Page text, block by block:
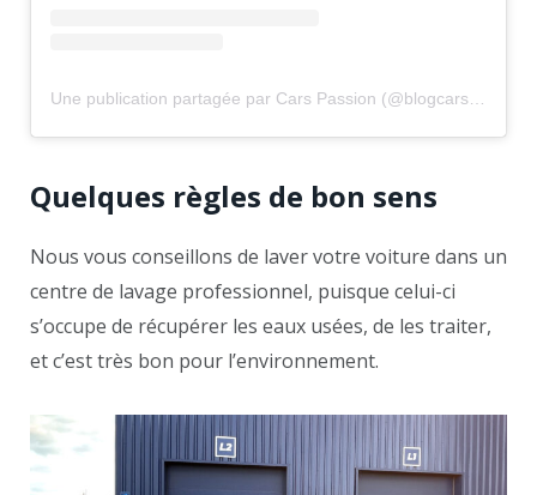
Quelques règles de bon sens
Nous vous conseillons de laver votre voiture dans un
centre de lavage professionnel, puisque celui-ci
s’occupe de récupérer les eaux usées, de les traiter,
et c’est très bon pour l’environnement.